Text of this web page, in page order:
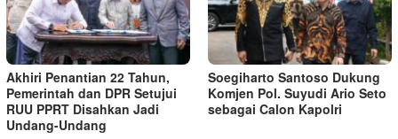
Akhiri Penantian 22 Tahun,
Pemerintah dan DPR Setujui
RUU PPRT Disahkan Jadi
Undang-Undang
Soegiharto Santoso Dukung
Komjen Pol. Suyudi Ario Seto
sebagai Calon Kapolri